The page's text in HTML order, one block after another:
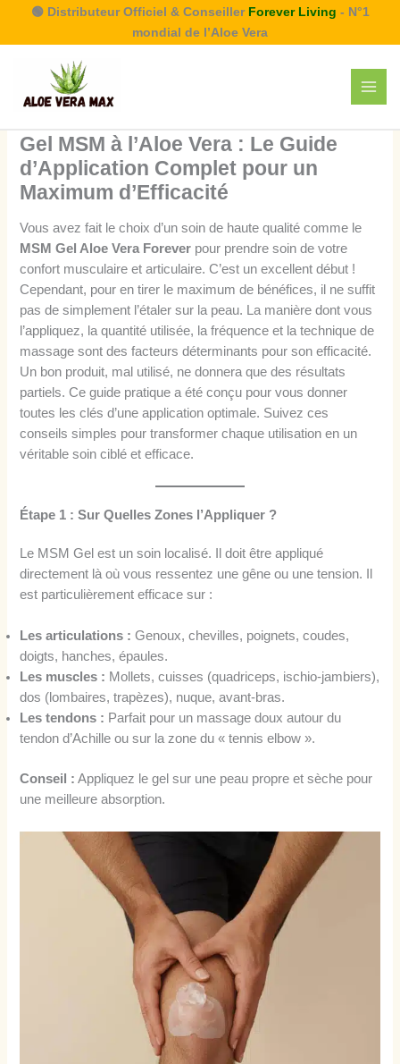
🟢 Distributeur Officiel & Conseiller Forever Living - N°1
mondial de l’Aloe Vera
Gel MSM à l’Aloe Vera : Le Guide
d’Application Complet pour un
Maximum d’Efficacité
Vous avez fait le choix d’un soin de haute qualité comme le
MSM Gel Aloe Vera Forever pour prendre soin de votre
confort musculaire et articulaire. C’est un excellent début !
Cependant, pour en tirer le maximum de bénéfices, il ne suffit
pas de simplement l’étaler sur la peau. La manière dont vous
l’appliquez, la quantité utilisée, la fréquence et la technique de
massage sont des facteurs déterminants pour son efficacité.
Un bon produit, mal utilisé, ne donnera que des résultats
partiels. Ce guide pratique a été conçu pour vous donner
toutes les clés d’une application optimale. Suivez ces
conseils simples pour transformer chaque utilisation en un
véritable soin ciblé et efficace.
Étape 1 : Sur Quelles Zones l’Appliquer ?
Le MSM Gel est un soin localisé. Il doit être appliqué
directement là où vous ressentez une gêne ou une tension. Il
est particulièrement efficace sur :
Les articulations : Genoux, chevilles, poignets, coudes,
doigts, hanches, épaules.
Les muscles : Mollets, cuisses (quadriceps, ischio-jambiers),
dos (lombaires, trapèzes), nuque, avant-bras.
Les tendons : Parfait pour un massage doux autour du
tendon d’Achille ou sur la zone du « tennis elbow ».
Conseil : Appliquez le gel sur une peau propre et sèche pour
une meilleure absorption.